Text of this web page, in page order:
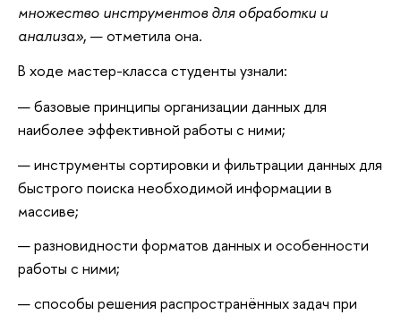
множество инструментов для обработки и
анализа», — отметила она.
В ходе мастер-класса студенты узнали:
базовые принципы организации данных для
наиболее эффективной работы с ними;
инструменты сортировки и фильтрации данных для
быстрого поиска необходимой информации в
массиве;
разновидности форматов данных и особенности
работы с ними;
способы решения распространённых задач при